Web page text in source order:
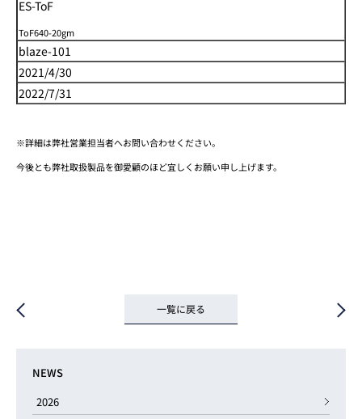
ES-ToF
ToF640-20gm
blaze-101
2021/4/30
2022/7/31
※詳細は弊社営業担当者へお問い合わせください。
今後とも弊社取扱製品を御愛顧のほど宜しくお願い申し上げます。
一覧に戻る
NEWS
2026